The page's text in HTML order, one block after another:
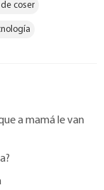
coser
a mamá le van